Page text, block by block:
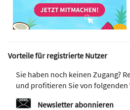
Vorteile für registrierte Nutzer
Sie haben noch keinen Zugang?
und profitieren Sie von folgenden
Newsletter abonnieren